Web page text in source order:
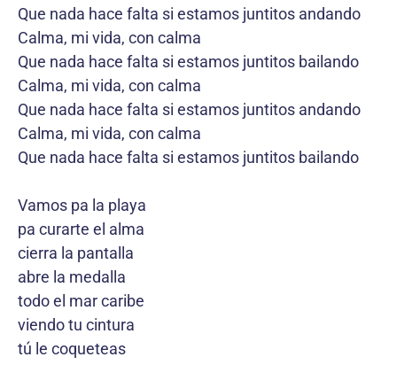
Que nada hace falta si estamos juntitos andando
Calma, mi vida, con calma
Que nada hace falta si estamos juntitos bailando
Calma, mi vida, con calma
Que nada hace falta si estamos juntitos andando
Calma, mi vida, con calma
Que nada hace falta si estamos juntitos bailando
Vamos pa la playa
pa curarte el alma
cierra la pantalla
abre la medalla
todo el mar caribe
viendo tu cintura
tú le coqueteas